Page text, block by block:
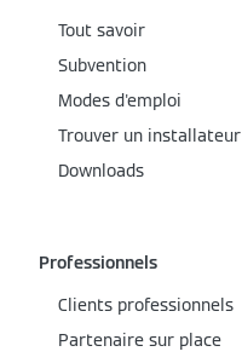
Tout savoir
Subvention
Modes d'emploi
Trouver un installateur
Downloads
Professionnels
Clients professionnels
Partenaire sur place